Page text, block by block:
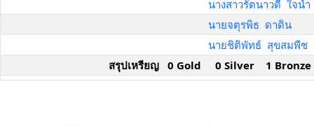
นางสาวรัตนาวดี ใจน้ำ
นายจตุรพิธ ดาดิน
นายชิติพัทธ์ สุขสมพืช
สรุปเหรียญ 0 Gold 0 Silver 1 Bronze